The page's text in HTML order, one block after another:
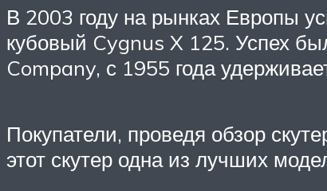
В 2003 году на рынках Европы
кубовый Cygnus X 125. Успех
Company, с 1955 года
Покупатели, проведя обзор
этот скутер одна из лучших